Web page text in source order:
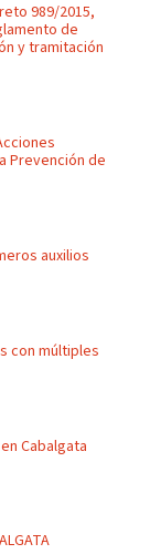
989/2015,
de
y tramitación
Prevención de
auxilios
con múltiples
Cabalgata